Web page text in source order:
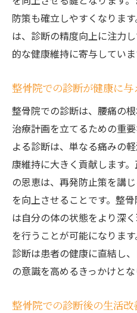
防策も確立しやすくなりま
は、診断の精度向上に注力
的な健康維持に寄与していま
整骨院での診断が健康に与
整骨院での診断は、腰痛の
治療計画を立てるための重
よる診断は、単なる痛みの
康維持に大きく貢献します
の恩恵は、再発防止策を講
を向上させることです。整
は自分の体の状態をより深
を行うことが可能になりま
診断は患者の健康に直結し
の意識を高めるきっかけとな
整骨院での診断後の生活